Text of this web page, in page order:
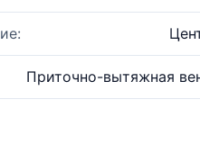
Приточно-вытяжная